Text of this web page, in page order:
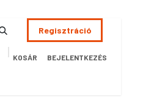
Regisztráció
KOSÁR BEJELENTKEZÉS